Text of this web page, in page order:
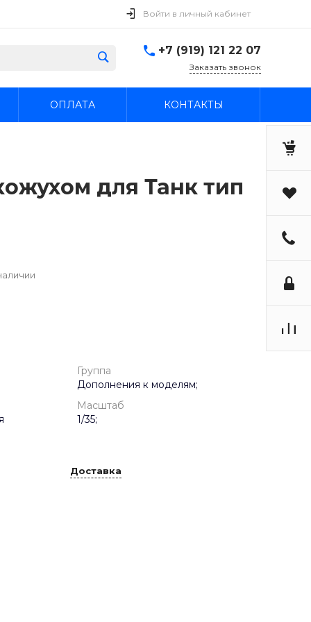
Войти в личный кабинет
+7 (919) 121 22 07
Заказать звонок
ОПЛАТА КОНТАКТЫ
для Танк тип
Группа
Дополнения к моделям;
Масштаб
1/35;
Доставка